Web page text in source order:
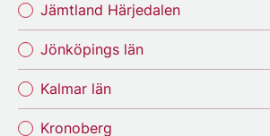
Jämtland Härjedalen
Jönköpings län
Kalmar län
Kronoberg